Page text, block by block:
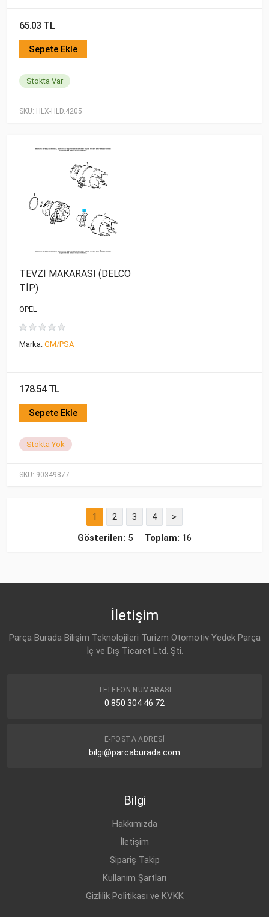
SKU: HLX-HLD.4205
65.03 TL
Sepete Ekle
Stokta Var
SKU: 90349877
TEVZİ MAKARASI (DELCO
TİP)
OPEL
Marka: GM/PSA
178.54 TL
Sepete Ekle
Stokta Yok
1 2 3 4
>
Gösterilen: 5 Toplam: 16
İletişim
Parça Burada Bilişim Teknolojileri Turizm Otomotiv Yedek Parça
İç ve Dış Ticaret Ltd. Şti.
TELEFON NUMARASI
0 850 304 46 72
E-POSTA ADRESI
bilgi@parcaburada.com
Bilgi
Hakkımızda
İletişim
Sipariş Takip
Kullanım Şartları
Gizlilik Politikası ve KVKK